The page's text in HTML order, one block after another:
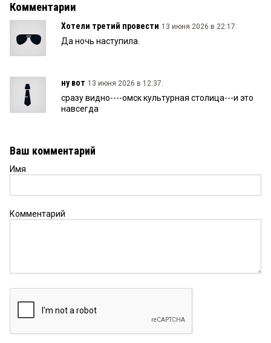
Комментарии
Хотели третий провести 13 июня 2026 в 22:17:
Да ночь наступила.
ну вот 13 июня 2026 в 12:37:
сразу видно----омск культурная столица---и это
навсегда
Ваш комментарий
Имя
Комментарий